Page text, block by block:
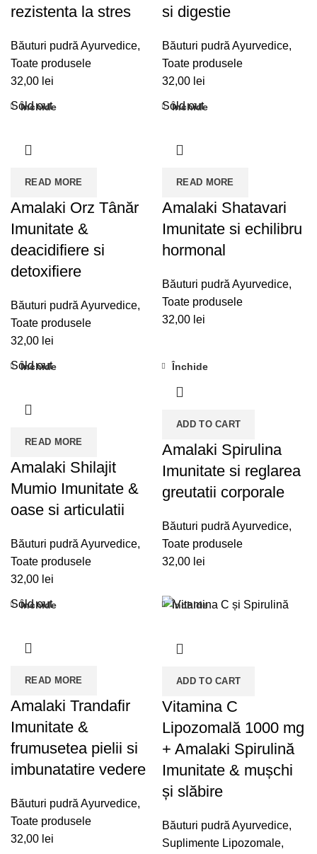
rezistenta la stres
Băuturi pudră Ayurvedice,
Toate produsele
32,00 lei
si digestie
Băuturi pudră Ayurvedice,
Toate produsele
32,00 lei
Sold out
READ MORE
Închide
Amalaki Orz Tânăr
Imunitate &
deacidifiere si
detoxifiere
Băuturi pudră Ayurvedice,
Toate produsele
32,00 lei
Sold out
READ MORE
Închide
Amalaki Shatavari
Imunitate si echilibru
hormonal
Băuturi pudră Ayurvedice,
Toate produsele
32,00 lei
Sold out
READ MORE
Închide
Amalaki Shilajit
Mumio Imunitate &
oase si articulatii
Băuturi pudră Ayurvedice,
Toate produsele
32,00 lei
ADD TO CART
Închide
Amalaki Spirulina
Imunitate si reglarea
greutatii corporale
Băuturi pudră Ayurvedice,
Toate produsele
32,00 lei
Sold out
READ MORE
Închide
Amalaki Trandafir
Imunitate &
frumusetea pielii si
imbunatatire vedere
Băuturi pudră Ayurvedice,
Toate produsele
32,00 lei
ADD TO CART
Închide
Vitamina C
Lipozomală 1000 mg
+ Amalaki Spirulină
Imunitate & mușchi
și slăbire
Băuturi pudră Ayurvedice,
Suplimente Lipozomale,